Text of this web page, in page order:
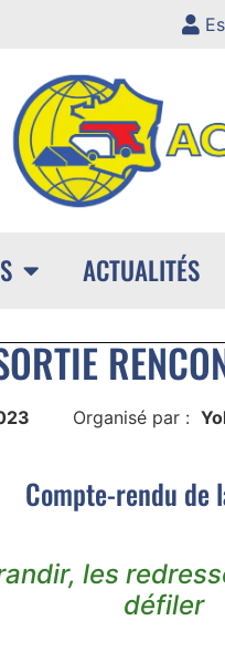
ACTUALITÉS
Organisé par :
Compte-rendu de
les
défiler